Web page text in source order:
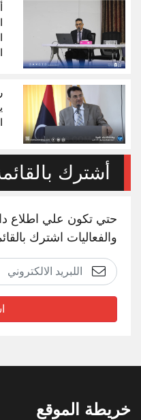
أشترك
حتي تكون علي اطلاع
والفعاليات اشترك
خريطة الموقع